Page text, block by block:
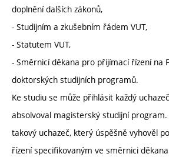
doplnění dalších zákonů,
- Studijním a zkušebním řádem VUT,
- Statutem VUT,
- Směrnicí děkana pro přijímací řízení na
doktorských studijních programů.
Ke studiu se může přihlásit každý
absolvoval magisterský studijní
takový uchazeč, který úspěšně vyhověl
řízení specifikovaným ve směrnici